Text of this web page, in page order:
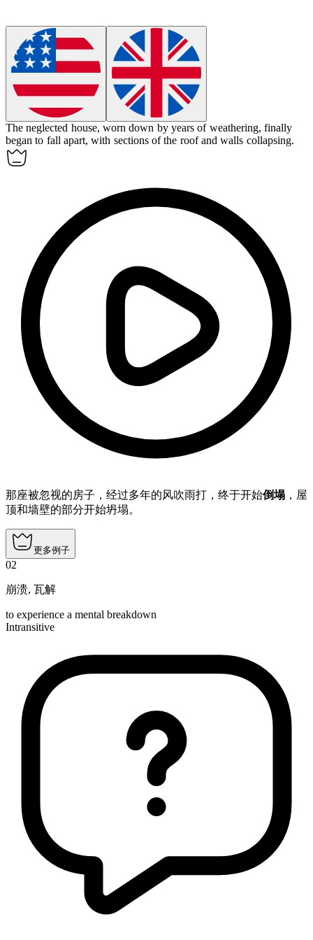
The neglected house, worn down by years of weathering, finally
began to fall apart, with sections of the roof and walls collapsing.
那座被忽视的房子，经过多年的风吹雨打，终于开始倒塌 ，屋
顶和墙壁的部分开始坍塌。
更多例子
02
崩溃, 瓦解
to experience a mental breakdown
Intransitive